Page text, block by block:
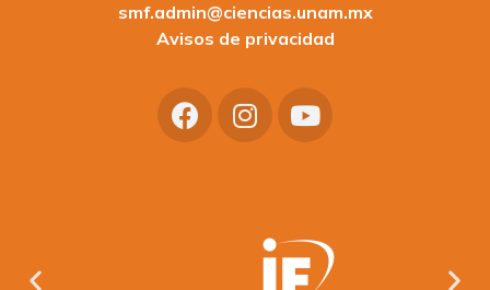
smf.admin@ciencias.unam.mx
Avisos de privacidad